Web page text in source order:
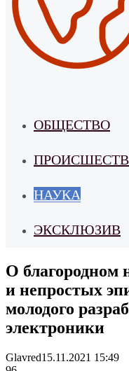
ОБЩЕСТВО
НАУКА
ЭКСКЛЮЗИВ
О благородном
и непростых
молодого
электроники
Glavred15.11.2021 15:49